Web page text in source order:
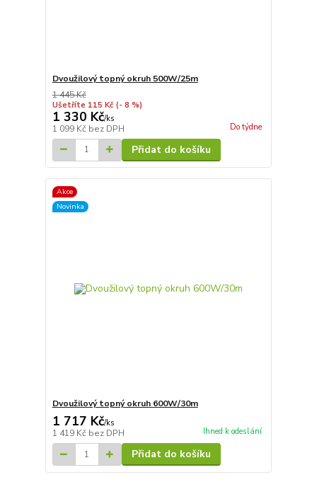
Dvoužilový topný okruh 500W/25m
1 445 Kč
Ušetříte 115 Kč (- 8 %)
1 330 Kč/ks
1 099 Kč bez DPH Do týdne
Přidat do košíku
Akce
Novinka
Dvoužilový topný okruh 600W/30m
1 717 Kč/ks
1 419 Kč bez DPH Ihned k odeslání
Přidat do košíku